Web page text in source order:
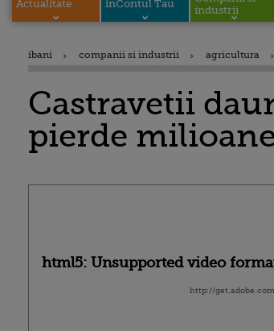
Actualitate inContul Tau
industrii
ibani companii si industrii agricultura
Castravetii
pierde
html5: Unsupported video
http://